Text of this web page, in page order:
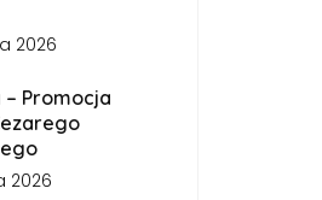
2026
Promocja
2026